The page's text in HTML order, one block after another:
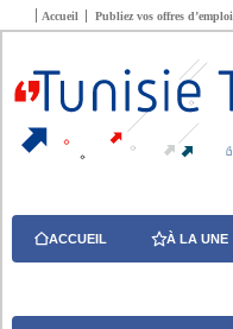
Accueil Publiez vos offres d’emploi
ACCUEIL À LA UNE